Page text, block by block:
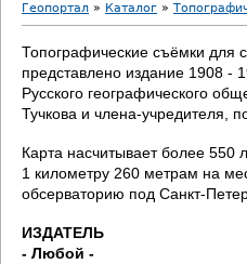
В
ы
з
д
с
Геопортал » Каталог »
Топографические съёмки для
представлено издание 1908 -
Русского географического
Тучкова и члена-учредителя,
Карта насчитывает более 550
1 километру 260 метрам на
обсерваторию под Санкт-
ИЗДАТЕЛЬ
- Любой -